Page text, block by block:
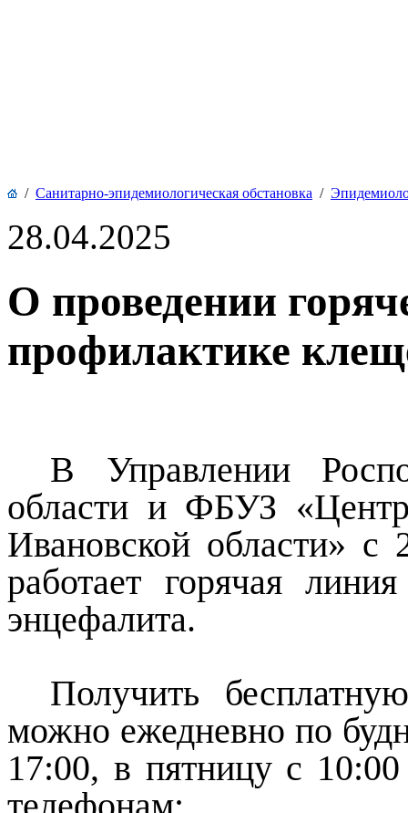
/ Санитарно-эпидемиологическая обстановка /
28.04.2025
О проведении
профилактике
В Управлении
области и ФБУЗ
Ивановской области» с
работает горячая
энцефалита.
Получить
можно ежедневно по
17:00, в пятницу с